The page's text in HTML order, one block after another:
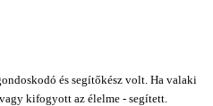
és segítőkész volt. Ha valaki
kifogyott az élelme - segített.